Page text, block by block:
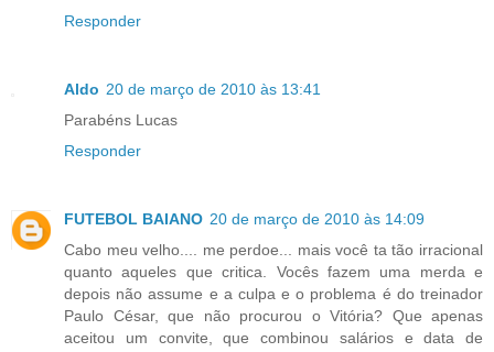
Responder
Aldo 20 de março de 2010 às 13:41
Parabéns Lucas
Responder
FUTEBOL BAIANO 20 de março de 2010 às 14:09
Cabo meu velho.... me perdoe... mais você ta tão irracional
quanto aqueles que critica. Vocês fazem uma merda e
depois não assume e a culpa e o problema é do treinador
Paulo César, que não procurou o Vitória? Que apenas
aceitou um convite, que combinou salários e data de